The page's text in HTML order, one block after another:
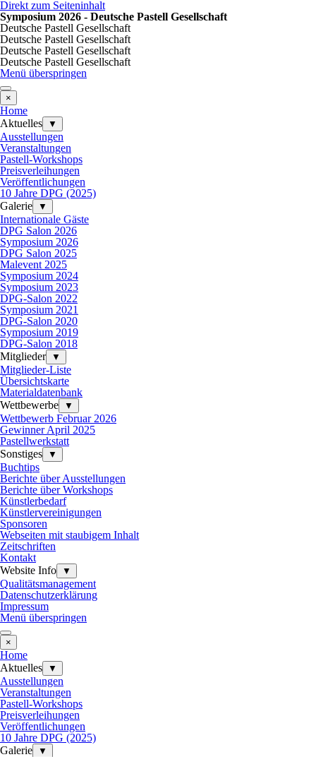
Direkt zum Seiteninhalt
Symposium 2026 - Deutsche Pastell Gesellschaft
Deutsche Pastell Gesellschaft
Deutsche Pastell Gesellschaft
Deutsche Pastell Gesellschaft
Deutsche Pastell Gesellschaft
Menü überspringen
×
Home
Aktuelles
▼
Ausstellungen
Veranstaltungen
Pastell-Workshops
Preisverleihungen
Veröffentlichungen
10 Jahre DPG (2025)
Galerie
▼
Internationale Gäste
DPG Salon 2026
Symposium 2026
DPG Salon 2025
Malevent 2025
Symposium 2024
Symposium 2023
DPG-Salon 2022
Symposium 2021
DPG-Salon 2020
Symposium 2019
DPG-Salon 2018
Mitglieder
▼
Mitglieder-Liste
Übersichtskarte
Materialdatenbank
Wettbewerbe
▼
Wettbewerb Februar 2026
Gewinner April 2025
Pastellwerkstatt
Sonstiges
▼
Buchtips
Berichte über Ausstellungen
Berichte über Workshops
Künstlerbedarf
Künstlervereinigungen
Sponsoren
Webseiten mit staubigem Inhalt
Zeitschriften
Kontakt
Website Info
▼
Qualitätsmanagement
Datenschutzerklärung
Impressum
Menü überspringen
×
Home
Aktuelles
▼
Ausstellungen
Veranstaltungen
Pastell-Workshops
Preisverleihungen
Veröffentlichungen
10 Jahre DPG (2025)
Galerie
▼